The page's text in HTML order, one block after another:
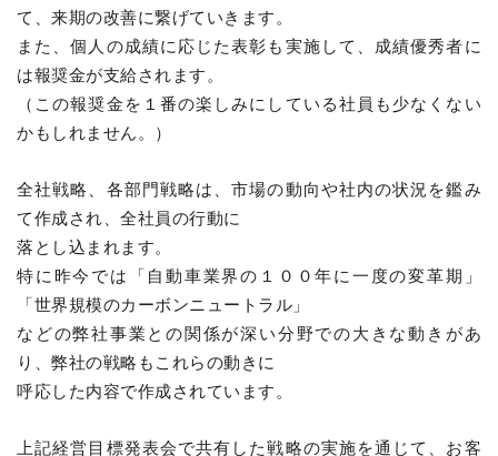
て、来期の改善に繋げていきます。
また、個人の成績に応じた表彰も実施して、成績優秀者に
は報奨金が支給されます。
（この報奨金を１番の楽しみにしている社員も少なくない
かもしれません。）
全社戦略、各部門戦略は、市場の動向や社内の状況を鑑み
て作成され、全社員の行動に
落とし込まれます。
特に昨今では「自動車業界の１００年に一度の変革期」
「世界規模のカーボンニュートラル」
などの弊社事業との関係が深い分野での大きな動きがあ
り、弊社の戦略もこれらの動きに
呼応した内容で作成されています。
上記経営目標発表会で共有した戦略の実施を通じて、お客